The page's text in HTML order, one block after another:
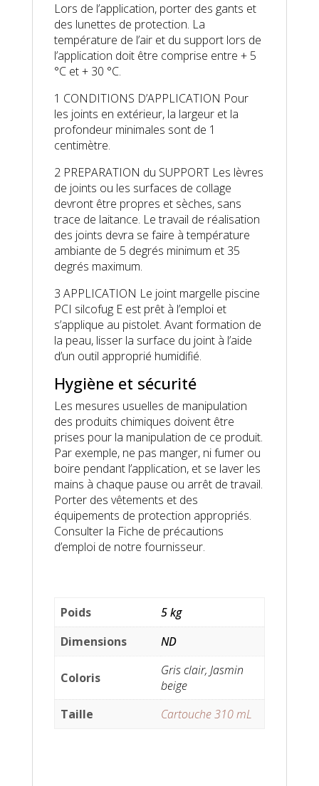
Lors de l’application, porter des gants et
des lunettes de protection. La
température de l’air et du support lors de
l’application doit être comprise entre + 5
°C et + 30 °C.
1 CONDITIONS D’APPLICATION Pour
les joints en extérieur, la largeur et la
profondeur minimales sont de 1
centimètre.
2 PREPARATION du SUPPORT Les lèvres
de joints ou les surfaces de collage
devront être propres et sèches, sans
trace de laitance. Le travail de réalisation
des joints devra se faire à température
ambiante de 5 degrés minimum et 35
degrés maximum.
3 APPLICATION Le joint margelle piscine
PCI silcofug E est prêt à l’emploi et
s’applique au pistolet. Avant formation de
la peau, lisser la surface du joint à l’aide
d’un outil approprié humidifié.
Hygiène et sécurité
Les mesures usuelles de manipulation
des produits chimiques doivent être
prises pour la manipulation de ce produit.
Par exemple, ne pas manger, ni fumer ou
boire pendant l’application, et se laver les
mains à chaque pause ou arrêt de travail.
Porter des vêtements et des
équipements de protection appropriés.
Consulter la Fiche de précautions
d’emploi de notre fournisseur.
Poids
5 kg
Dimensions
ND
Coloris
Gris clair, Jasmin
beige
Taille
Cartouche 310 mL